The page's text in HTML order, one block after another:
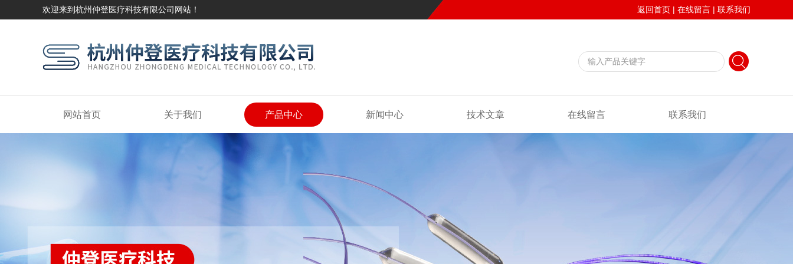
欢迎来到杭州仲登医疗科技有限公司网站！ 返回首页 | 在线留言 | 联系我们
网站首页 关于我们 产品中心 新闻中心 技术文章 在线留言 联系我们